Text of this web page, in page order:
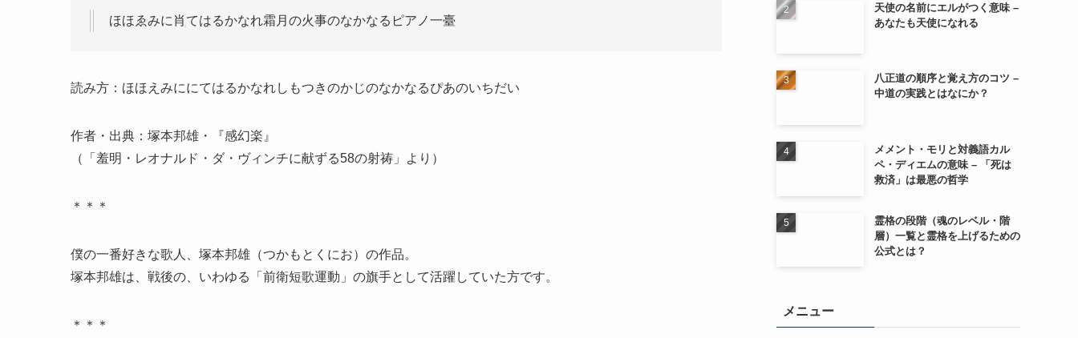
ほほゑみに肖てはるかなれ霜月の火事のなかなるピアノ一臺
読み方：ほほえみににてはるかなれしもつきのかじのなかなるぴあのいちだい
作者・出典：塚本邦雄・『感幻楽』
（「羞明・レオナルド・ダ・ヴィンチに献ずる58の射祷」より）
＊＊＊
僕の一番好きな歌人、塚本邦雄（つかもとくにお）の作品。
塚本邦雄は、戦後の、いわゆる「前衛短歌運動」の旗手として活躍していた方です。
＊＊＊
天使の名前にエルがつく意味 –
あなたも天使になれる
八正道の順序と覚え方のコツ –
中道の実践とはなにか？
メメント・モリと対義語カル
ペ・ディエムの意味 – 「死は
救済」は最悪の哲学
霊格の段階（魂のレベル・階
層）一覧と霊格を上げるための
公式とは？
メニュー